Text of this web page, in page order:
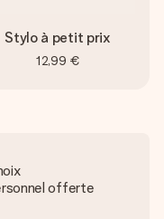
Stylo à petit prix
12,99 €
offerte